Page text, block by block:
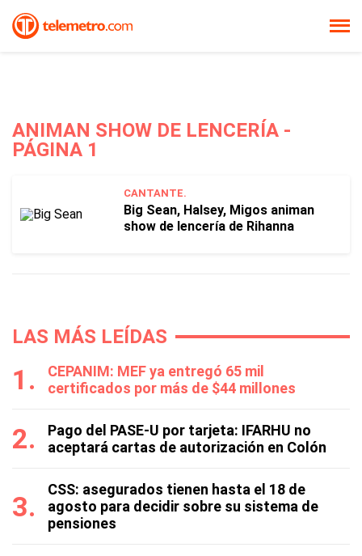
ANIMAN SHOW DE LENCERÍA -
PÁGINA 1
CANTANTE.
Big Sean, Halsey, Migos animan
show de lencería de Rihanna
LAS MÁS LEÍDAS
CEPANIM: MEF ya entregó 65 mil
certificados por más de $44 millones
Pago del PASE-U por tarjeta: IFARHU no
aceptará cartas de autorización en Colón
CSS: asegurados tienen hasta el 18 de
agosto para decidir sobre su sistema de
pensiones